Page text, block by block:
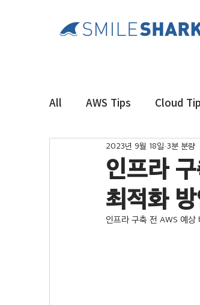
All AWS Tips Cloud
인프라
최적화
2023년 9월 18일 3분 분량
인프라 구축 전 AWS 예